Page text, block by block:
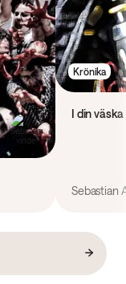
Krönika
I din väska
Sebastian